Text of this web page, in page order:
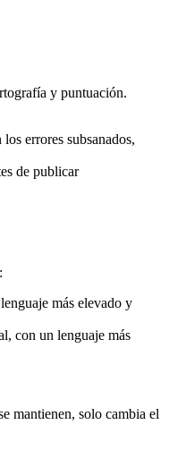
y puntuación.
errores subsanados,
de publicar
más elevado y
con un lenguaje más
mantienen, solo cambia el